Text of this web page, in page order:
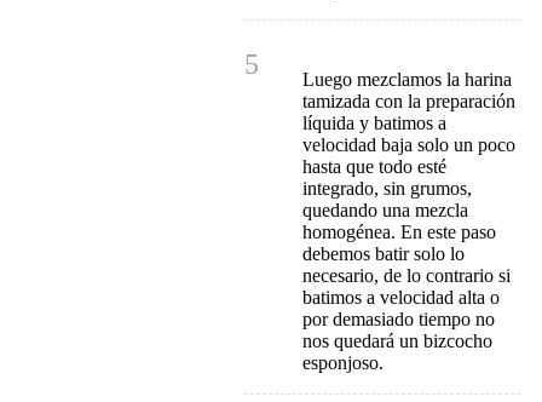
5
Luego mezclamos la harina
tamizada con la preparación
líquida y batimos a
velocidad baja solo un poco
hasta que todo esté
integrado, sin grumos,
quedando una mezcla
homogénea. En este paso
debemos batir solo lo
necesario, de lo contrario si
batimos a velocidad alta o
por demasiado tiempo no
nos quedará un bizcocho
esponjoso.